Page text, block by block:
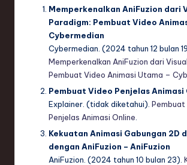
Memperkenalkan AniFuzion dari
Paradigm: Pembuat Video
Cybermedian
Cybermedian. (2024 tahun 12 bulan
Memperkenalkan AniFuzion dari
Pembuat Video Animasi Utama –
Pembuat Video Penjelas Animasi
Explainer. (tidak diketahui). Pembuat
Penjelas Animasi Online
Kekuatan Animasi Gabungan 2D
dengan AniFuzion – AniFuzion
AniFuzion. (2024 tahun 10 bulan 23).